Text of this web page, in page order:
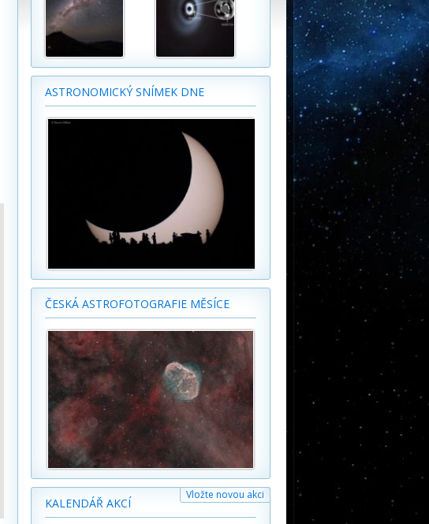
ASTRONOMICKÝ SNÍMEK DNE
ČESKÁ ASTROFOTOGRAFIE MĚSÍCE
KALENDÁŘ AKCÍ
Vložte novou akci